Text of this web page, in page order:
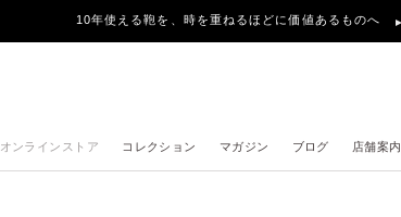
10年使える鞄を、時を重ねるほどに価値あるものへ
オンラインストア コレクション マガジン ブログ 店舗案内